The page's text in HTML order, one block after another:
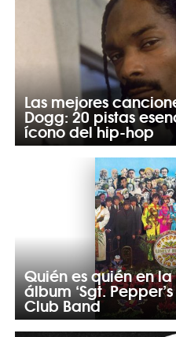
Las mejores
Dogg: 20 pistas
ícono del hip-hop
Quién es quién en
álbum ‘Sgt.
Club Band